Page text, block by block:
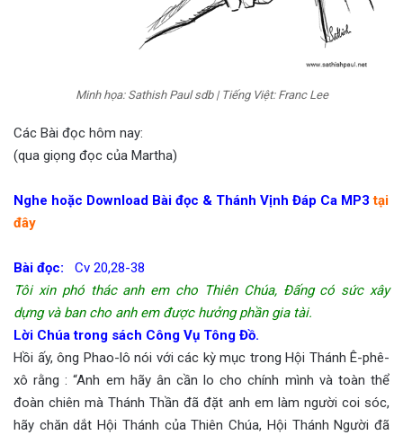
Minh họa: Sathish Paul sdb | Tiếng Việt: Franc Lee
Các Bài đọc hôm nay:
(qua giọng đọc của Martha)
Nghe hoặc Download Bài đọc & Thánh Vịnh Đáp Ca MP3 tại
đây
Bài đọc: Cv 20,28-38
Tôi xin phó thác anh em cho Thiên Chúa, Đấng có sức xây
dựng và ban cho anh em được hưởng phần gia tài.
Lời Chúa trong sách Công Vụ Tông Đồ.
Hồi ấy, ông Phao-lô nói với các kỳ mục trong Hội Thánh Ê-phê-
xô rằng : “Anh em hãy ân cần lo cho chính mình và toàn thể
đoàn chiên mà Thánh Thần đã đặt anh em làm người coi sóc,
hãy chăn dắt Hội Thánh của Thiên Chúa, Hội Thánh Người đã